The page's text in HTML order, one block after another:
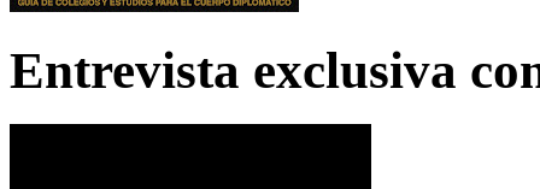
Entrevista exclusiva